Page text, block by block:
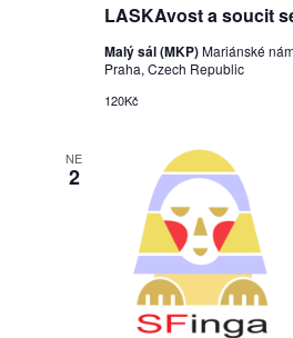
LASKAvost a soucit
Malý sál (MKP)Mariánské
Praha, Czech Republic
120Kč
NE
2